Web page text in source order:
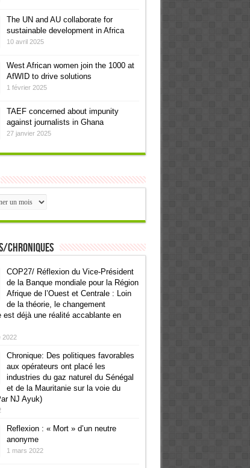
The UN and AU collaborate for
sustainable development in Africa
10 avril 2025
West African women join the 1000 at
AfWID to drive solutions
1 février 2025
TAEF concerned about impunity
against journalists in Ghana
27 janvier 2025
Chroniques
COP27/ Réflexion du Vice-Président
de la Banque mondiale pour la Région
Afrique de l’Ouest et Centrale : Loin
de la théorie, le changement
est déjà une réalité accablante en
2022
Chronique: Des politiques favorables
aux opérateurs ont placé les
industries du gaz naturel du Sénégal
et de la Mauritanie sur la voie du
NJ Ayuk)
Reflexion : « Mort » d’un neutre
anonyme
1 mars 2022